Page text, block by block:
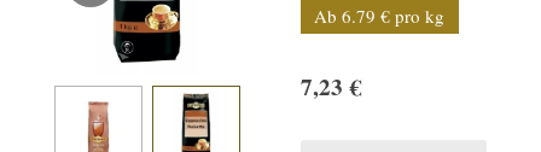
Ab 6.79 € pro kg
7,23 €